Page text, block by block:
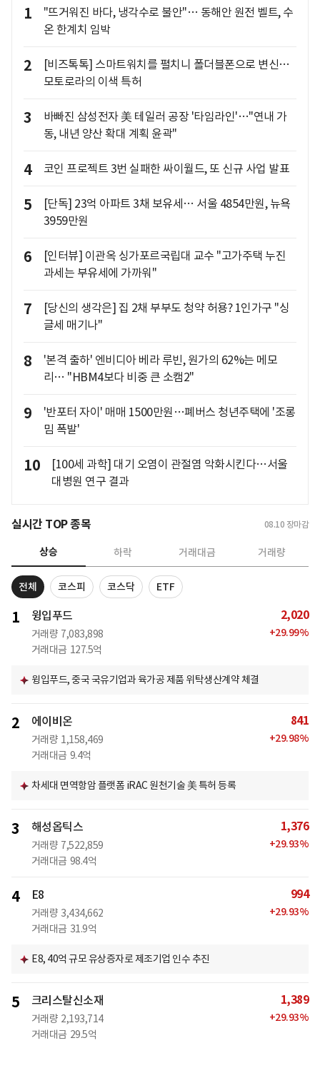
1
"뜨거워진 바다, 냉각수로 불안"… 동해안 원전 벨트, 수
온 한계치 임박
2
[비즈톡톡] 스마트워치를 펼치니 폴더블폰으로 변신…
모토로라의 이색 특허
3
바빠진 삼성전자 美 테일러 공장 '타임라인'…"연내 가
동, 내년 양산 확대 계획 윤곽"
4 코인 프로젝트 3번 실패한 싸이월드, 또 신규 사업 발표
5
[단독] 23억 아파트 3채 보유세… 서울 4854만원, 뉴욕
3959만원
6
[인터뷰] 이관옥 싱가포르국립대 교수 "고가주택 누진
과세는 부유세에 가까워"
7
[당신의 생각은] 집 2채 부부도 청약 허용? 1인가구 "싱
글세 매기나"
8
'본격 출하' 엔비디아 베라 루빈, 원가의 62%는 메모
리… "HBM4보다 비중 큰 소캠2"
9
'반포터 자이' 매매 1500만원…폐버스 청년주택에 '조롱
밈 폭발'
10
[100세 과학] 대기 오염이 관절염 악화시킨다…서울
대병원 연구 결과
실시간 TOP 종목 08.10 장마감
상승 하락 거래대금 거래량
전체 코스피 코스닥 ETF
1 윙입푸드
거래량 7,083,898
거래대금 127.5억
2,020
+29.99%
윙입푸드, 중국 국유기업과 육가공 제품 위탁생산계약 체결
2 에이비온
거래량 1,158,469
거래대금 9.4억
841
+29.98%
차세대 면역항암 플랫폼 iRAC 원천기술 美 특허 등록
3 해성옵틱스
거래량 7,522,859
거래대금 98.4억
1,376
+29.93%
4 E8
거래량 3,434,662
거래대금 31.9억
994
+29.93%
E8, 40억 규모 유상증자로 제조기업 인수 추진
5 크리스탈신소재
거래량 2,193,714
거래대금 29.5억
1,389
+29.93%